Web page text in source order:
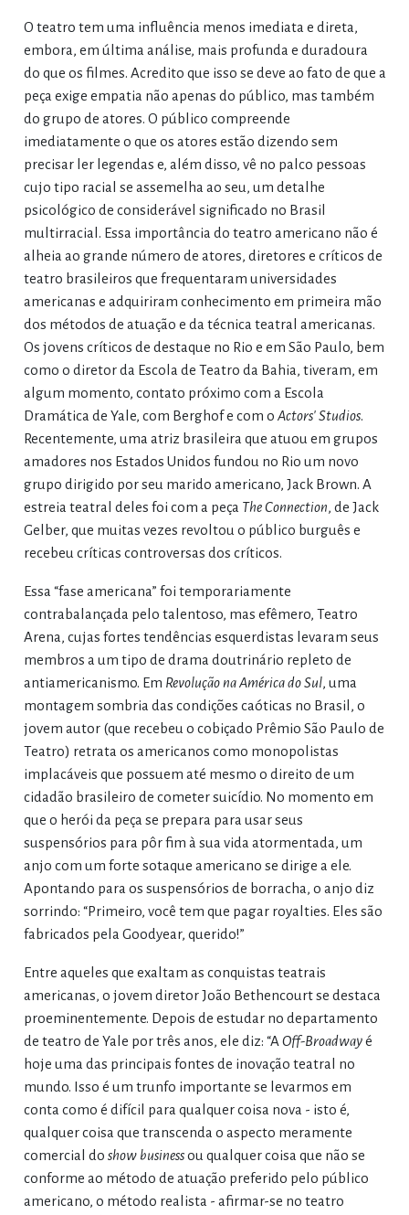
O teatro tem uma influência menos imediata e direta,
embora, em última análise, mais profunda e duradoura
do que os filmes. Acredito que isso se deve ao fato de que a
peça exige empatia não apenas do público, mas também
do grupo de atores. O público compreende
imediatamente o que os atores estão dizendo sem
precisar ler legendas e, além disso, vê no palco pessoas
cujo tipo racial se assemelha ao seu, um detalhe
psicológico de considerável significado no Brasil
multirracial. Essa importância do teatro americano não é
alheia ao grande número de atores, diretores e críticos de
teatro brasileiros que frequentaram universidades
americanas e adquiriram conhecimento em primeira mão
dos métodos de atuação e da técnica teatral americanas.
Os jovens críticos de destaque no Rio e em São Paulo, bem
como o diretor da Escola de Teatro da Bahia, tiveram, em
algum momento, contato próximo com a Escola
Dramática de Yale, com Berghof e com o Actors' Studios.
Recentemente, uma atriz brasileira que atuou em grupos
amadores nos Estados Unidos fundou no Rio um novo
grupo dirigido por seu marido americano, Jack Brown. A
estreia teatral deles foi com a peça The Connection, de Jack
Gelber, que muitas vezes revoltou o público burguês e
recebeu críticas controversas dos críticos.
Essa “fase americana” foi temporariamente
contrabalançada pelo talentoso, mas efêmero, Teatro
Arena, cujas fortes tendências esquerdistas levaram seus
membros a um tipo de drama doutrinário repleto de
antiamericanismo. Em Revolução na América do Sul, uma
montagem sombria das condições caóticas no Brasil, o
jovem autor (que recebeu o cobiçado Prêmio São Paulo de
Teatro) retrata os americanos como monopolistas
implacáveis que possuem até mesmo o direito de um
cidadão brasileiro de cometer suicídio. No momento em
que o herói da peça se prepara para usar seus
suspensórios para pôr fim à sua vida atormentada, um
anjo com um forte sotaque americano se dirige a ele.
Apontando para os suspensórios de borracha, o anjo diz
sorrindo: “Primeiro, você tem que pagar royalties. Eles são
fabricados pela Goodyear, querido!”
Entre aqueles que exaltam as conquistas teatrais
americanas, o jovem diretor João Bethencourt se destaca
proeminentemente. Depois de estudar no departamento
de teatro de Yale por três anos, ele diz: “AOff-Broadwayé
hoje uma das principais fontes de inovação teatral no
mundo. Isso é um trunfo importante se levarmos em
conta como é difícil para qualquer coisa nova - isto é,
qualquer coisa que transcenda o aspecto meramente
comercial do show businessou qualquer coisa que não se
conforme ao método de atuação preferido pelo público
americano, o método realista - afirmar-se no teatro